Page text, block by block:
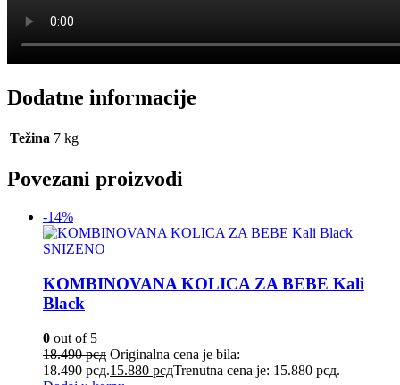
Dodatne informacije
Težina 7 kg
Povezani proizvodi
-14%
SNIZENO
KOMBINOVANA KOLICA ZA BEBE Kali
Black
0 out of 5
18.490рсд Originalna cena je bila:
18.490 рсд.15.880 рсдTrenutna cena je: 15.880 рсд.